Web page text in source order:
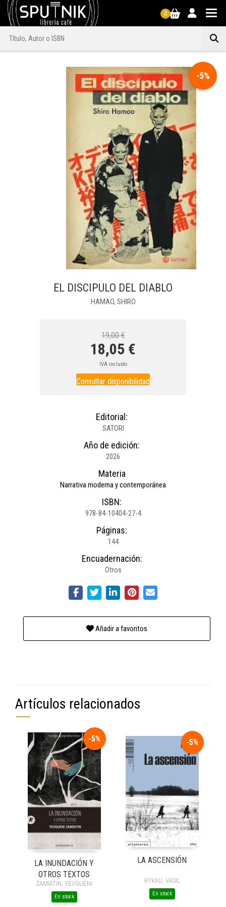
0
-5%
EL DISCIPULO DEL DIABLO
HAMAO, SHIRO
19,00 €
18,05 €
IVA incluido
Consultar disponibilidad
Editorial:
SATORI
Año de edición:
2026
Materia
Narrativa moderna y contemporánea
ISBN:
978-84-10404-27-4
Páginas:
144
Encuadernación:
Otros
Añadir a favoritos
Artículos relacionados
-5%
LA INUNDACIÓN Y
OTROS TEXTOS
ZAMIATIN, YEVGUENI
En stock
-5%
LA ASCENSIÓN
BYKAU, VASIL
En stock